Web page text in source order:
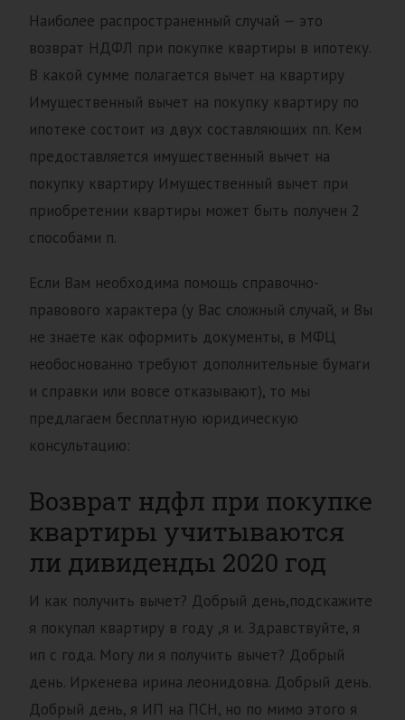
Наиболее распространенный случай — это
возврат НДФЛ при покупке квартиры в ипотеку.
В какой сумме полагается вычет на квартиру
Имущественный вычет на покупку квартиру по
ипотеке состоит из двух составляющих пп. Кем
предоставляется имущественный вычет на
покупку квартиру Имущественный вычет при
приобретении квартиры может быть получен 2
способами п.
Если Вам необходима помощь справочно-
правового характера (у Вас сложный случай, и Вы
не знаете как оформить документы, в МФЦ
необоснованно требуют дополнительные бумаги
и справки или вовсе отказывают), то мы
предлагаем бесплатную юридическую
консультацию:
Возврат ндфл при покупке
квартиры учитываются
ли дивиденды 2020 год
И как получить вычет? Добрый день,подскажите
я покупал квартиру в году ,я и. Здравствуйте, я
ип с года. Могу ли я получить вычет? Добрый
день. Иркенева ирина леонидовна. Добрый день.
Добрый день, я ИП на ПСН, но по мимо этого я